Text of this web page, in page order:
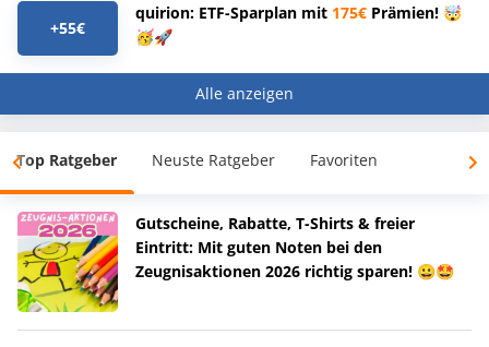
+55€
quirion: ETF-Sparplan mit 175€ Prämien! 🤯
🥳🚀
Alle anzeigen
Top Ratgeber Neuste Ratgeber Favoriten
Gutscheine, Rabatte, T-Shirts & freier
Eintritt: Mit guten Noten bei den
Zeugnisaktionen 2026 richtig sparen! 😀🤩